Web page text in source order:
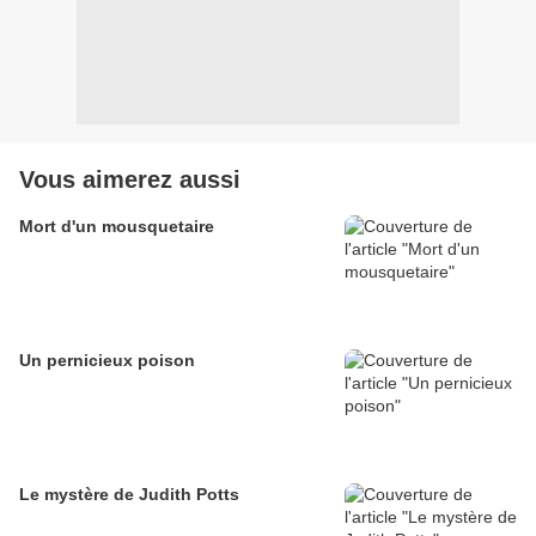
Vous aimerez aussi
Mort d'un mousquetaire
Un pernicieux poison
Le mystère de Judith Potts